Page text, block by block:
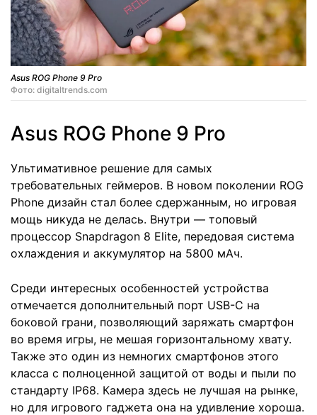
Asus ROG Phone 9 Pro
Фото: digitaltrends.com
Asus ROG Phone 9 Pro
Ультимативное решение для самых
требовательных геймеров. В новом поколении ROG
Phone дизайн cтал более сдержанным, но игровая
мощь никуда не делась. Внутри — топовый
процессор Snapdragon 8 Elite, передовая система
охлаждения и аккумулятор на 5800 мАч.
Среди интересных особенностей устройства
отмечается дополнительный порт USB-C на
боковой грани, позволяющий заряжать смартфон
во время игры, не мешая горизонтальному хвату.
Также это один из немногих смартфонов этого
класса с полноценной защитой от воды и пыли по
стандарту IP68. Камера здесь не лучшая на рынке,
но для игрового гаджета она на удивление хороша.